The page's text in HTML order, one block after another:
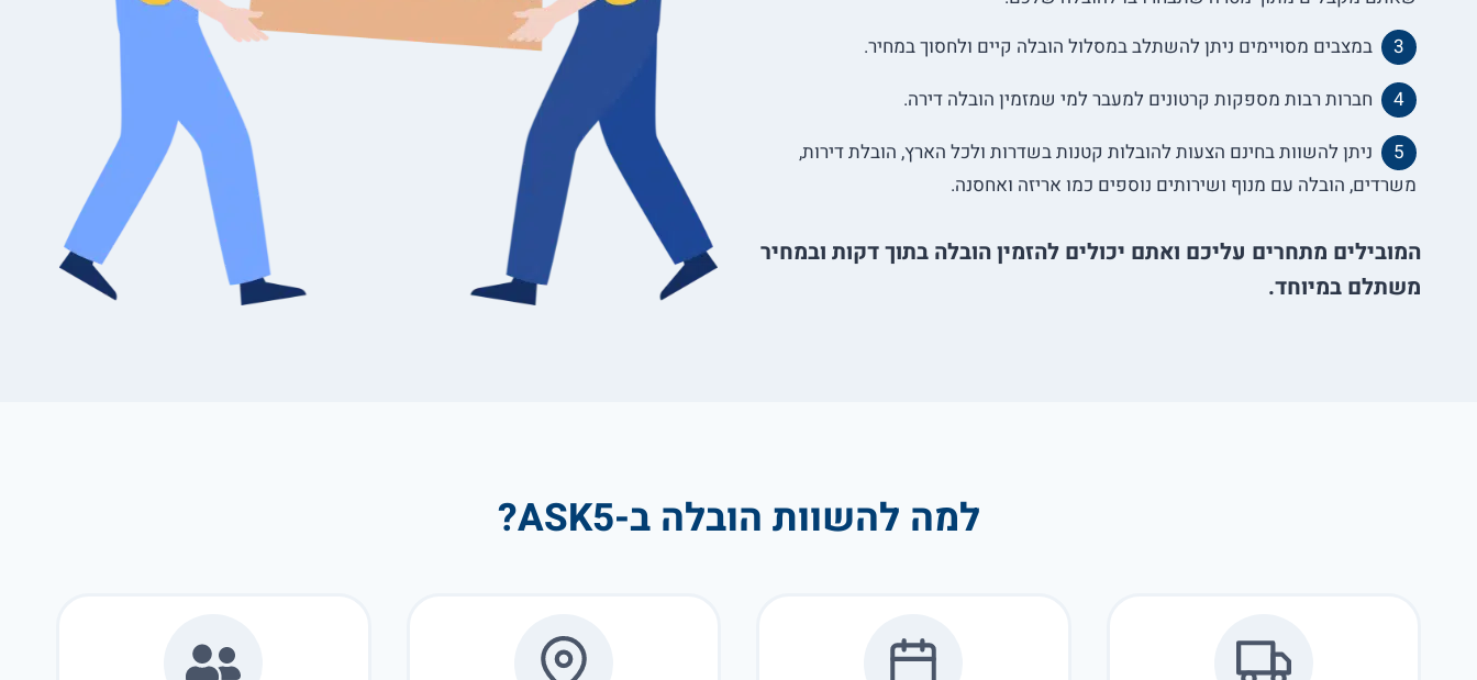
במצבים מסויימים ניתן להשתלב במסלול הובלה קיים ולחסוך במחיר.
חברות רבות מספקות קרטונים למעבר למי שמזמין הובלה דירה.
ניתן להשוות בחינם הצעות להובלות קטנות בשדרות ולכל הארץ, הובלת דירות,
משרדים, הובלה עם מנוף ושירותים נוספים כמו אריזה ואחסנה.
המובילים מתחרים עליכם ואתם יכולים להזמין הובלה בתוך דקות ובמחיר
משתלם במיוחד.
למה להשוות הובלה ב-ASK5?